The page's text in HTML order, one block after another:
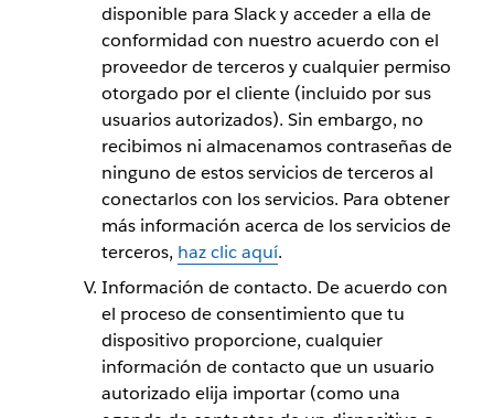
disponible para Slack y acceder a ella de
conformidad con nuestro acuerdo con el
proveedor de terceros y cualquier permiso
otorgado por el cliente (incluido por sus
usuarios autorizados). Sin embargo, no
recibimos ni almacenamos contraseñas de
ninguno de estos servicios de terceros al
conectarlos con los servicios. Para obtener
más información acerca de los servicios de
terceros, haz clic aquí.
Información de contacto. De acuerdo con
el proceso de consentimiento que tu
dispositivo proporcione, cualquier
información de contacto que un usuario
autorizado elija importar (como una